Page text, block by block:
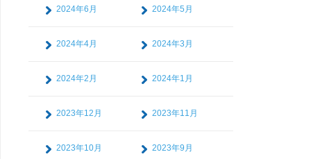
2024年6月 2024年5月
2024年4月 2024年3月
2024年2月 2024年1月
2023年12月 2023年11月
2023年10月 2023年9月